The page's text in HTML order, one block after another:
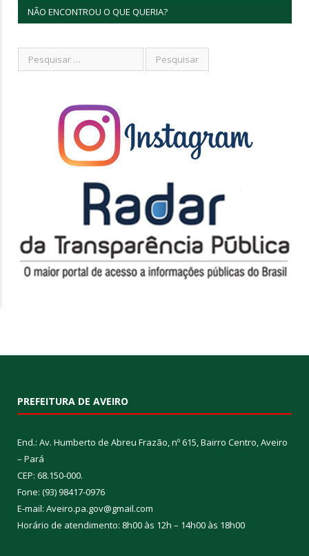
NÃO ENCONTROU O QUE QUERIA?
PREFEITURA DE AVEIRO
End.: Av. Humberto de Abreu Frazão, nº 615, Bairro Centro, Aveiro
– Pará
CEP: 68.150-000.
Fone: (93) 98417-0976
E-mail: Aveiro.pa.gov@gmail.com
Horário de atendimento: 8h00 às 12h – 14h00 às 18h00